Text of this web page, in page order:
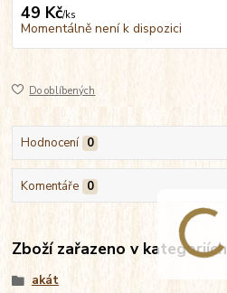
49 Kč/ks
Momentálně není k dispozici
Do oblíbených
Hodnocení 0
Komentáře 0
Zboží zařazeno v kategoriích
akát